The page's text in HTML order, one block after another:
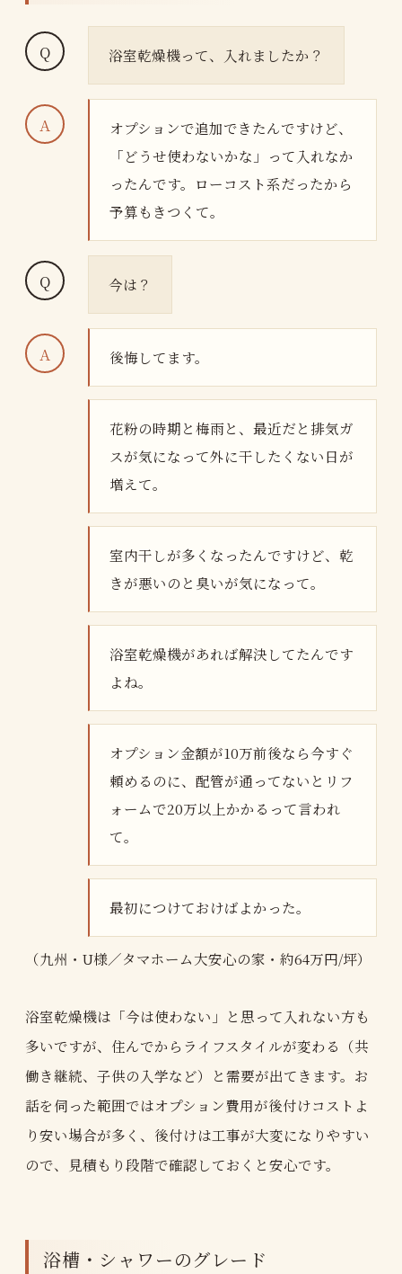
浴室乾燥機って、入れましたか？
オプションで追加できたんですけど、
「どうせ使わないかな」って入れなか
ったんです。ローコスト系だったから
予算もきつくて。
今は？
後悔してます。
花粉の時期と梅雨と、最近だと排気ガ
スが気になって外に干したくない日が
増えて。
室内干しが多くなったんですけど、乾
きが悪いのと臭いが気になって。
浴室乾燥機があれば解決してたんです
よね。
オプション金額が10万前後なら今すぐ
頼めるのに、配管が通ってないとリフ
ォームで20万以上かかるって言われ
て。
最初につけておけばよかった。
（九州・U様／タマホーム大安心の家・約64万円/坪）
浴室乾燥機は「今は使わない」と思って入れない方も
多いですが、住んでからライフスタイルが変わる（共
働き継続、子供の入学など）と需要が出てきます。お
話を伺った範囲ではオプション費用が後付けコストよ
り安い場合が多く、後付けは工事が大変になりやすい
ので、見積もり段階で確認しておくと安心です。
浴槽・シャワーのグレード